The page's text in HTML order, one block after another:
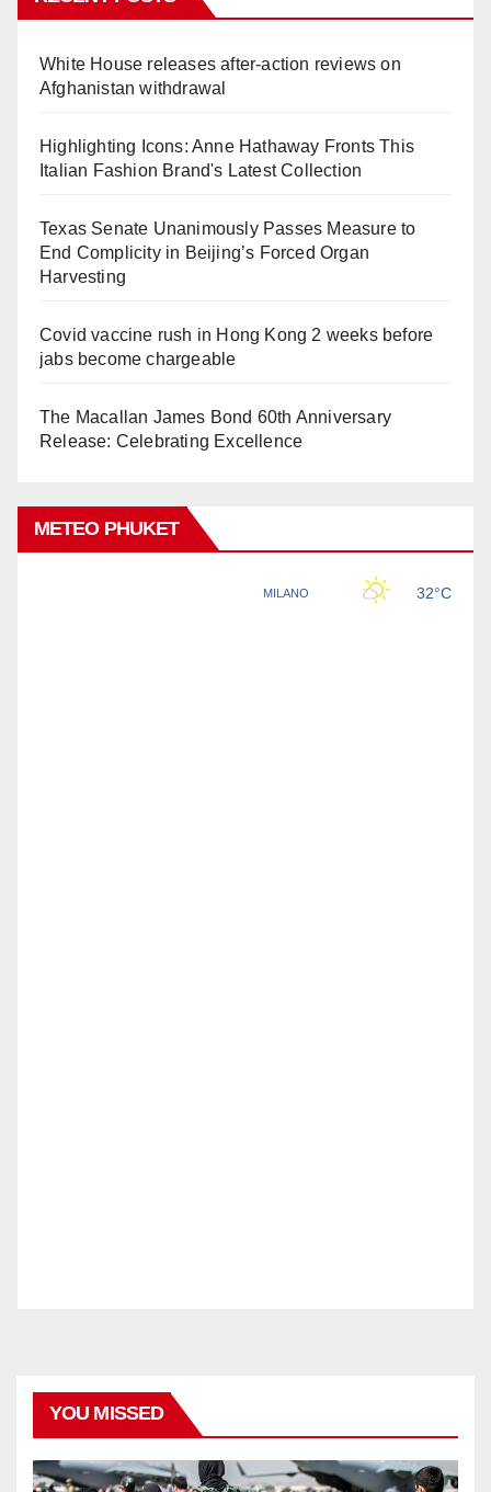
White House releases after-action reviews on
Afghanistan withdrawal
Highlighting Icons: Anne Hathaway Fronts This
Italian Fashion Brand's Latest Collection
Texas Senate Unanimously Passes Measure to
End Complicity in Beijing’s Forced Organ
Harvesting
Covid vaccine rush in Hong Kong 2 weeks before
jabs become chargeable
The Macallan James Bond 60th Anniversary
Release: Celebrating Excellence
METEO PHUKET
YOU MISSED